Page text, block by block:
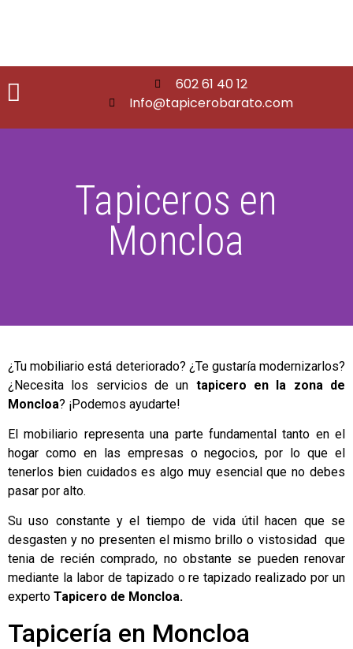
602 61 40 12
Info@tapicerobarato.com
Tapiceros en
Moncloa
¿Tu mobiliario está deteriorado? ¿Te gustaría modernizarlos?
¿Necesita los servicios de un tapicero en la zona de
Moncloa? ¡Podemos ayudarte!
El mobiliario representa una parte fundamental tanto en el
hogar como en las empresas o negocios, por lo que el
tenerlos bien cuidados es algo muy esencial que no debes
pasar por alto.
Su uso constante y el tiempo de vida útil hacen que se
desgasten y no presenten el mismo brillo o vistosidad que
tenia de recién comprado, no obstante se pueden renovar
mediante la labor de tapizado o re tapizado realizado por un
experto Tapicero de Moncloa.
Tapicería en Moncloa